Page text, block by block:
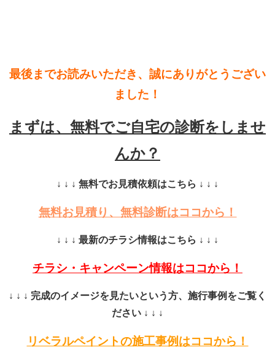
最後までお読みいただき、誠にありがとうござい
ました！
まずは、無料でご自宅の診断をしませ
んか？
↓ ↓ ↓ 無料でお見積依頼はこちら ↓ ↓ ↓
無料お見積り、無料診断はココから！
↓ ↓ ↓ 最新のチラシ情報はこちら ↓ ↓ ↓
チラシ・キャンペーン情報はココから！
↓ ↓ ↓ 完成のイメージを見たいという方、施行事例をご覧く
ださい ↓ ↓ ↓
リベラルペイントの施工事例はココから！